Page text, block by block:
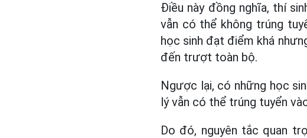
Điều này đồng nghĩa, thí
vẫn có thể không trúng
học sinh đạt điểm khá
đến trượt toàn bộ.
Ngược lại, có những học
lý vẫn có thể trúng tuyển
Do đó, nguyên tắc quan